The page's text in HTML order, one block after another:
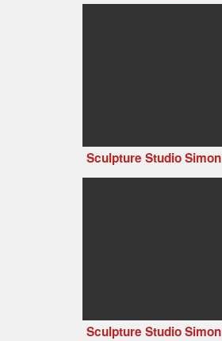
Sculpture Studio Simon
Sculpture Studio Simon